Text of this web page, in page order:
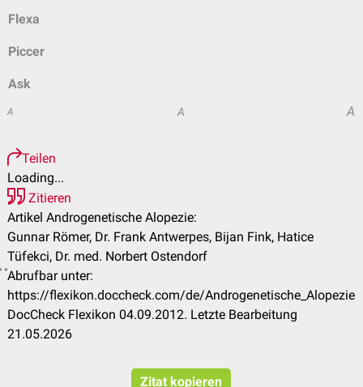
Flexa
Piccer
Ask
A A A
Teilen
Loading...
Zitieren
Artikel Androgenetische Alopezie:
Gunnar Römer, Dr. Frank Antwerpes, Bijan Fink, Hatice
Tüfekci, Dr. med. Norbert Ostendorf
Abrufbar unter:
https://flexikon.doccheck.com/de/Androgenetische_Alopezie
DocCheck Flexikon 04.09.2012. Letzte Bearbeitung
21.05.2026
Zitat kopieren